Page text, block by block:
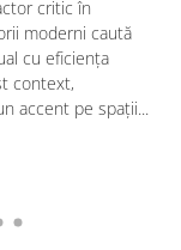
critic în
moderni caută
cu eficiența
context,
accent pe spații...